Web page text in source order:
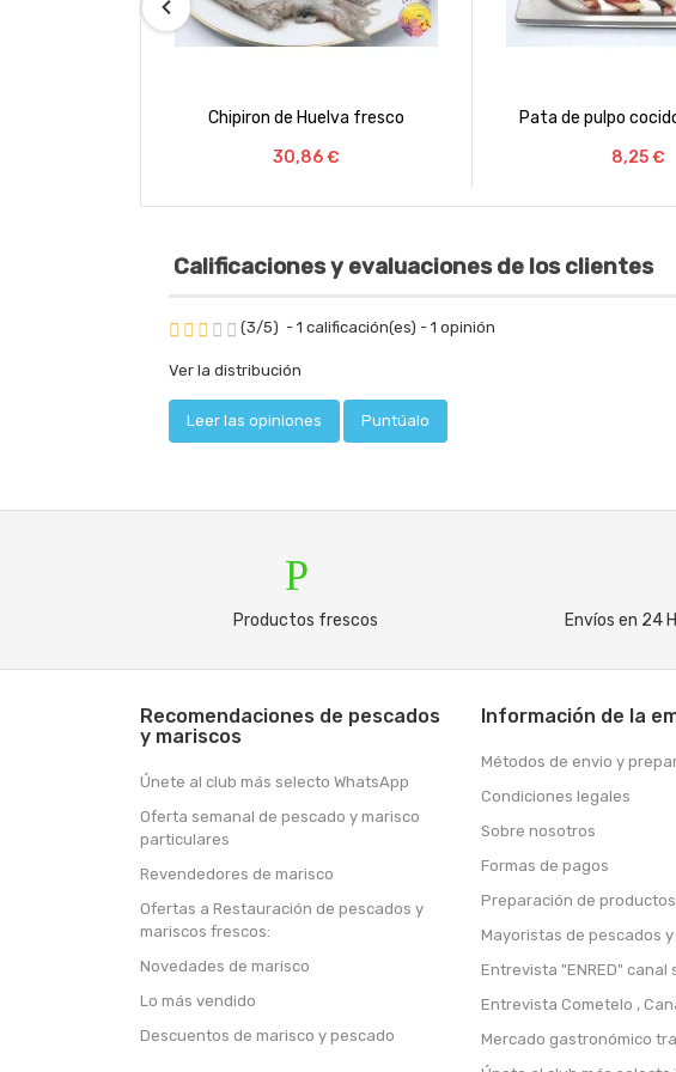
Pata de pulpo cocido Medianos
Precio
8,25 €
Albondigas de
Calificaciones y evaluaciones de los clientes
(3/5) - 1 calificación(es) - 1 opinión
Ver la distribución
Leer las opiniones Puntúalo
Productos frescos Envíos en 24
Recomendaciones de pescados
y mariscos
Únete al club más selecto WhatsApp
Oferta semanal de pescado y marisco
particulares
Revendedores de marisco
Ofertas a Restauración de pescados y
mariscos frescos:
Novedades de marisco
Lo más vendido
Descuentos de marisco y pescado
Información de la
Métodos de envio y
Condiciones legales
Sobre nosotros
Formas de pagos
Preparación de productos
Mayoristas de pescados
Entrevista "ENRED" canal
Entrevista Cometelo ,
Mercado gastronómico